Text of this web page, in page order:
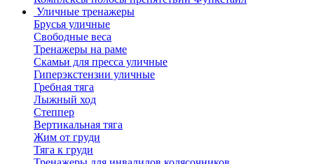
Уличные тренажеры
Брусья уличные
Свободные веса
Тренажеры на раме
Скамьи для пресса уличные
Гиперэкстензии уличные
Гребная тяга
Лыжный ход
Степпер
Вертикальная тяга
Жим от груди
Тяга к груди